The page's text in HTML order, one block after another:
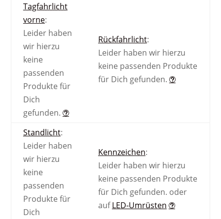
Tagfahrlicht
vorne:
Leider haben
wir hierzu
keine
passenden
Produkte für
Dich
gefunden.
Rückfahrlicht:
Leider haben wir hierzu
keine passenden Produkte
für Dich gefunden.
Standlicht:
Leider haben
wir hierzu
keine
passenden
Produkte für
Dich
Kennzeichen:
Leider haben wir hierzu
keine passenden Produkte
für Dich gefunden. oder
aufLED-Umrüsten